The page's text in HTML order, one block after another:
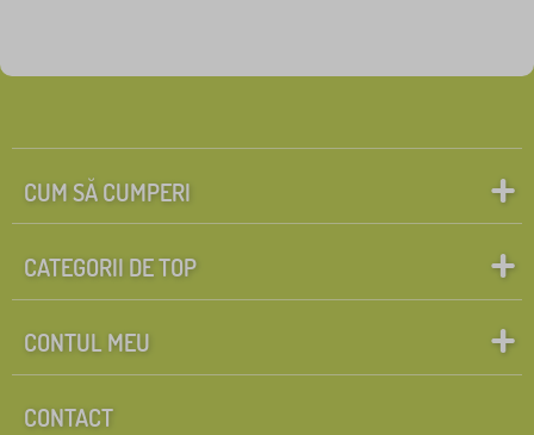
CUM SĂ CUMPERI
CATEGORII DE TOP
CONTUL MEU
CONTACT